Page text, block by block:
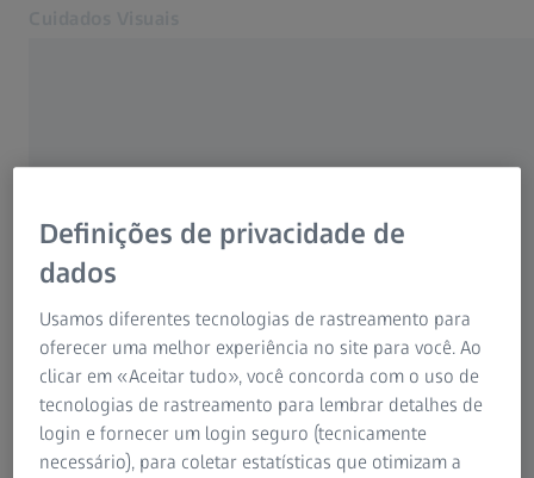
Cuidados e saúde ocular
A sua visão
Sobre nós
MyZEISS Vision
Entre em contacto
Encontre uma óptica
Para profissionais da visão
Páginas Web ZEISS relacionadas
USADOS COM FREQUÊNCIA
Teste Visual Online
Lentes progressivas
Definições de privacidade de
dados
Usamos diferentes tecnologias de rastreamento para
oferecer uma melhor experiência no site para você. Ao
clicar em «Aceitar tudo», você concorda com o uso de
tecnologias de rastreamento para lembrar detalhes de
login e fornecer um login seguro (tecnicamente
necessário), para coletar estatísticas que otimizam a